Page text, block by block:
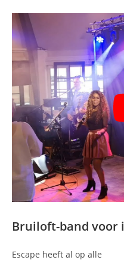
Bruiloft-band
Escape heeft al op alle